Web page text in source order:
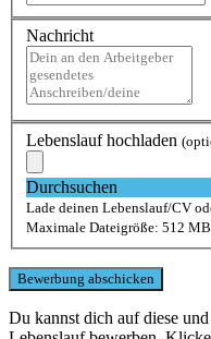
Nachricht
Lebenslauf hochladen
Durchsuchen
Lade deinen Lebenslauf/CV
Maximale Dateigröße: 512 MB.
Du kannst dich auf diese